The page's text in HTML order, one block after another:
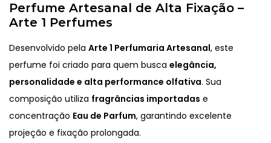
Perfume Artesanal de Alta Fixação –
Arte 1 Perfumes
Desenvolvido pela Arte 1 Perfumaria Artesanal, este
perfume foi criado para quem busca elegância,
personalidade e alta performance olfativa. Sua
composição utiliza fragrâncias importadas e
concentração Eau de Parfum, garantindo excelente
projeção e fixação prolongada.